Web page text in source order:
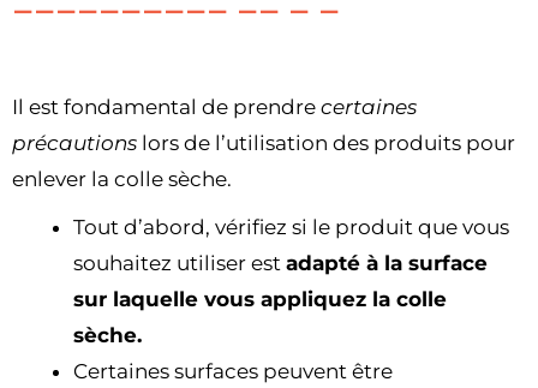
Il est fondamental de prendre certaines
précautions lors de l’utilisation des produits pour
enlever la colle sèche.
Tout d’abord, vérifiez si le produit que vous
souhaitez utiliser est adapté à la surface
sur laquelle vous appliquez la colle
sèche.
Certaines surfaces peuvent être